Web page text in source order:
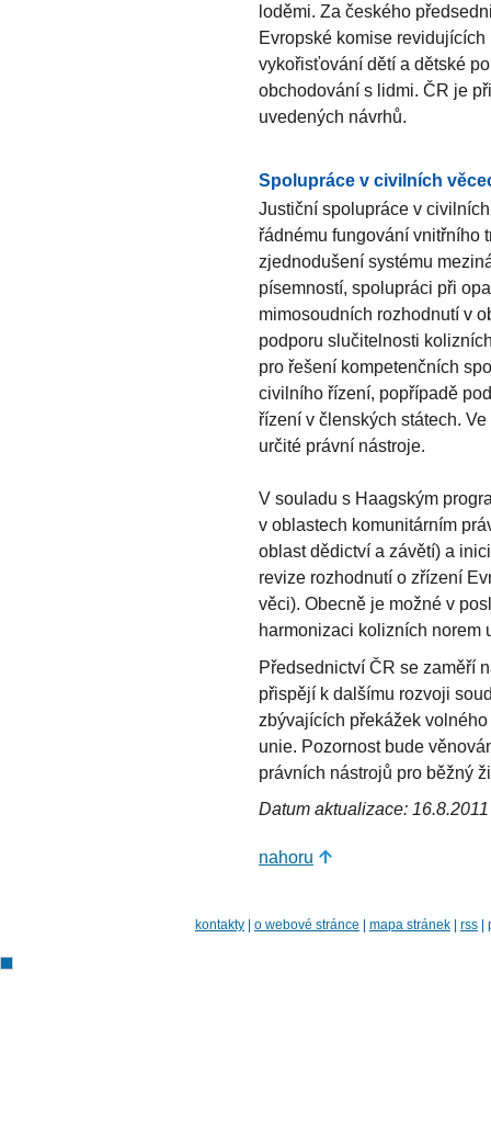
loděmi. Za českého
Evropské komise
vykořisťování dětí a dětské
obchodování s lidmi. ČR je
uvedených návrhů.
Spolupráce v civilních
Justiční spolupráce v
řádnému fungování vnitřního
zjednodušení systému
písemností, spolupráci při
mimosoudních rozhodnutí v
podporu slučitelnosti
pro řešení kompetenčních
civilního řízení, popřípadě
řízení v členských státech.
určité právní nástroje.
V souladu s Haagským
v oblastech komunitárním
oblast dědictví a závětí) a
revize rozhodnutí o zřízení
věci). Obecně je možné v
harmonizaci kolizních norem
Předsednictví ČR se zaměří
přispějí k dalšímu rozvoji
zbývajících překážek
unie. Pozornost bude
právních nástrojů pro běžný
Datum aktualizace:
nahoru
kontakty o webové stránce mapa stránek rss